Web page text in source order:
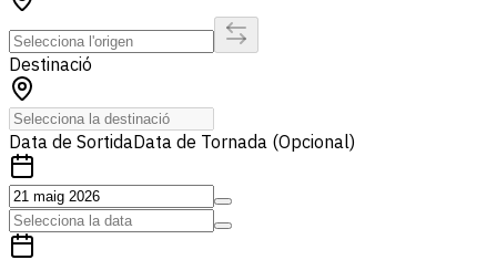
Destinació
Data de SortidaData de Tornada (Opcional)